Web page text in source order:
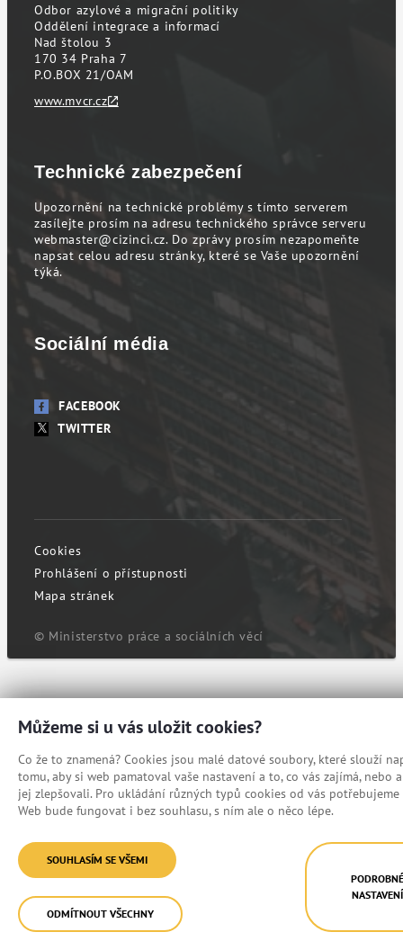
Odbor azylové a migrační politiky
Oddělení integrace a informací
Nad štolou 3
170 34 Praha 7
P.O.BOX 21/OAM
www.mvcr.cz
Technické zabezpečení
Upozornění na technické problémy s tímto serverem
zasílejte prosím na adresu technického správce serveru
webmaster@cizinci.cz. Do zprávy prosím nezapomeňte
napsat celou adresu stránky, které se Vaše upozornění
týká.
Sociální média
FACEBOOK
TWITTER
Cookies
Prohlášení o přístupnosti
Mapa stránek
© Ministerstvo práce a sociálních věcí
Můžeme si u vás uložit cookies?
Co že to znamená? Cookies jsou malé datové soubory, které slouží
tomu, aby si web pamatoval vaše nastavení a to, co vás zajímá, nebo
jej zlepšovali. Pro ukládání různých typů cookies od vás potřebujeme
Web bude fungovat i bez souhlasu, s ním ale o něco lépe.
SOUHLASÍM SE VŠEMI
ODMÍTNOUT VŠECHNY
NASTAVENÍ